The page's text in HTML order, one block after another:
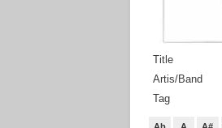
Title
Artis/Band
Tag
Ab A A#